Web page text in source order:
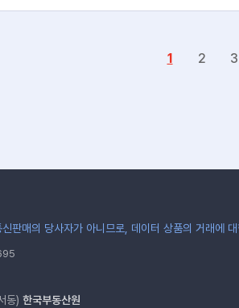
1 2 3
판매의 당사자가 아니므로, 데이터 상품의 거래에
동) 한국부동산원